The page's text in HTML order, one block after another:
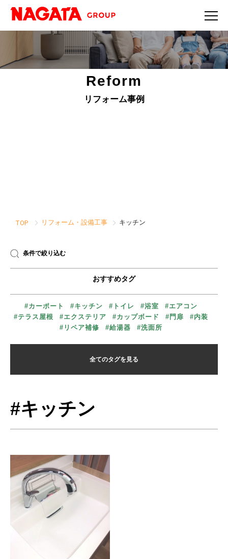
Reform
リフォーム事例
TOP リフォーム・設備工事 キッチン
条件で絞り込む
おすすめタグ
#カーポート #キッチン #トイレ #浴室
#エアコン
#テラス屋根
#エクステリア #カップボード #門扉
#内装
#リペア補修
#給湯器 #洗面所
全てのタグを見る
#キッチン